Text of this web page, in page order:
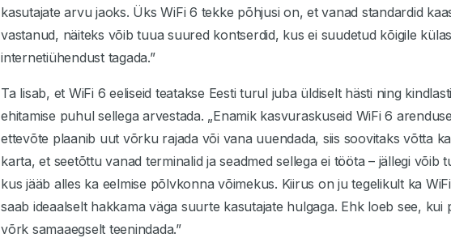
kasutajate arvu jaoks. Üks WiFi 6 tekke põhjusi on, et vanad standardid
vastanud, näiteks võib tuua suured kontserdid, kus ei suudetud kõigile
internetiühendust tagada.”
Ta lisab, et WiFi 6 eeliseid teatakse Eesti turul juba üldiselt hästi ning
ehitamise puhul sellega arvestada. „Enamik kasvuraskuseid WiFi 6
ettevõte plaanib uut võrku rajada või vana uuendada, siis soovitaks võtta
karta, et seetõttu vanad terminalid ja seadmed sellega ei tööta – jällegi võib
kus jääb alles ka eelmise põlvkonna võimekus. Kiirus on ju tegelikult ka
saab ideaalselt hakkama väga suurte kasutajate hulgaga. Ehk loeb see, kui
võrk samaaegselt teenindada.”